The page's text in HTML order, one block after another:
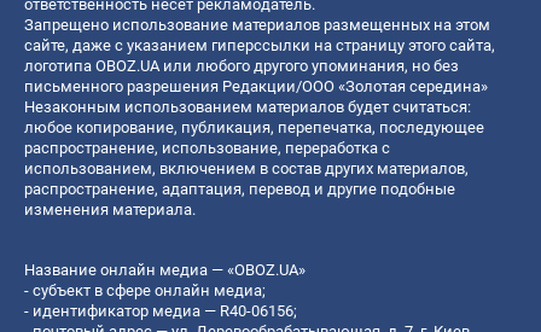
ответственность несет рекламодатель.
Запрещено использование материалов размещенных на этом
сайте, даже с указанием гиперссылки на страницу этого сайта,
логотипа OBOZ.UA или любого другого упоминания, но без
письменного разрешения Редакции/ООО «Золотая середина»
Незаконным использованием материалов будет считаться:
любое копирование, публикация, перепечатка, последующее
распространение, использование, переработка с
использованием, включением в состав других материалов,
распространение, адаптация, перевод и другие подобные
изменения материала.
Название онлайн медиа — «OBOZ.UA»
- субъект в сфере онлайн медиа;
- идентификатор медиа — R40-06156;